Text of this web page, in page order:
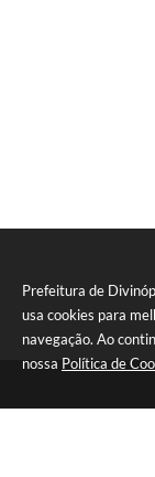
Prefeitura de
usa cookies para
navegação. Ao
nossa Política de